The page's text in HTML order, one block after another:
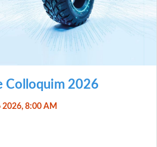
Colloquim 2026
2026, 8:00 AM